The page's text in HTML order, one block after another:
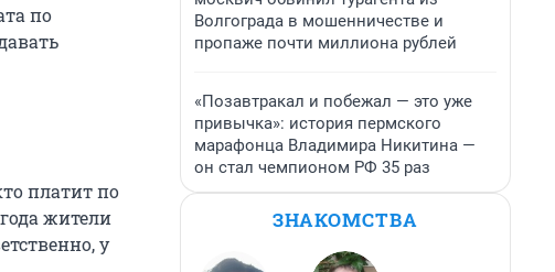
по
платит по
жители
у
Волгограда в мошенничестве и
пропаже почти миллиона рублей
«Позавтракал и побежал — это уже
привычка»: история пермского
марафонца Владимира Никитина —
он стал чемпионом РФ 35 раз
ЗНАКОМСТВА